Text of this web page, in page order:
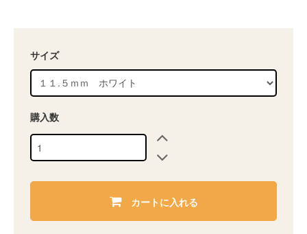
サイズ
購入数
カートに入れる